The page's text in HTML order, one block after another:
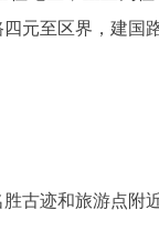
元至区界，建国
古迹和旅游点附